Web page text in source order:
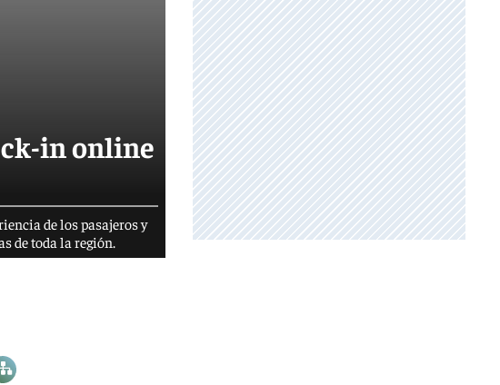
in online
de los pasajeros y
de toda la región.